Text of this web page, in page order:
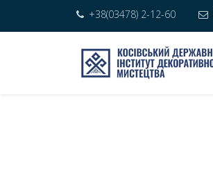
+38(03478) 2-12-60